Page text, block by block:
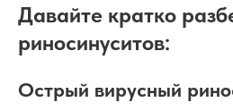
Давайте кратко
риносинуситов:
Острый вирусный